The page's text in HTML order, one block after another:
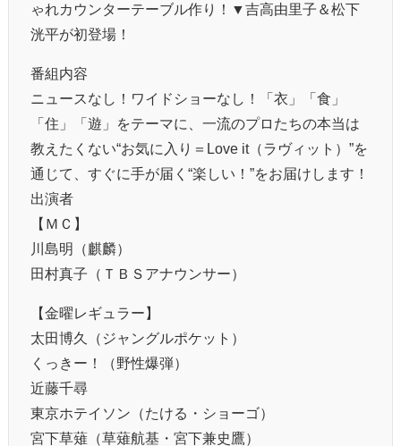
ゃれカウンターテーブル作り！▼吉高由里子＆松下
洸平が初登場！
番組内容
ニュースなし！ワイドショーなし！「衣」「食」
「住」「遊」をテーマに、一流のプロたちの本当は
教えたくない“お気に入り＝Love it（ラヴィット）”を
通じて、すぐに手が届く“楽しい！”をお届けします！
出演者
【ＭＣ】
川島明（麒麟）
田村真子（ＴＢＳアナウンサー）
【金曜レギュラー】
太田博久（ジャングルポケット）
くっきー！（野性爆弾）
近藤千尋
東京ホテイソン（たける・ショーゴ）
宮下草薙（草薙航基・宮下兼史鷹）